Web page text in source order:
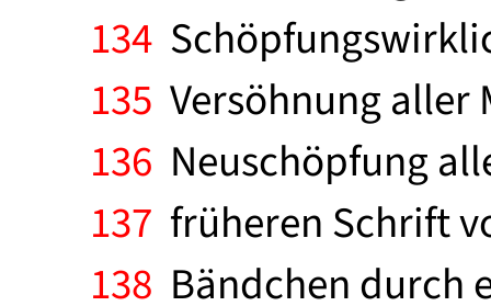
134
135 Versöhnung aller
136 Neuschöpfung
137 früheren Schrift
138 Bändchen durch